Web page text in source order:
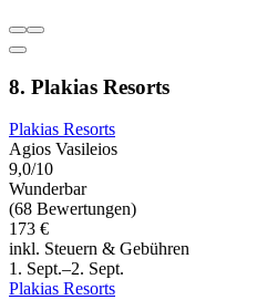
8. Plakias Resorts
Plakias Resorts
Agios Vasileios
9,0/10
Wunderbar
(68 Bewertungen)
173 €
inkl. Steuern & Gebühren
1. Sept.–2. Sept.
Plakias Resorts